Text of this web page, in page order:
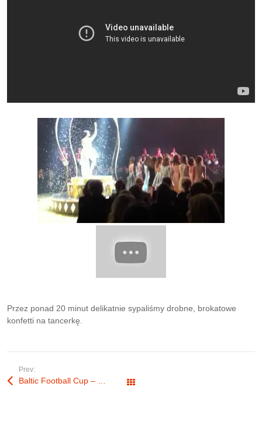
Przez ponad 20 minut delikatnie sypaliśmy drobne, brokatowe
konfetti na tancerkę.
Prev: